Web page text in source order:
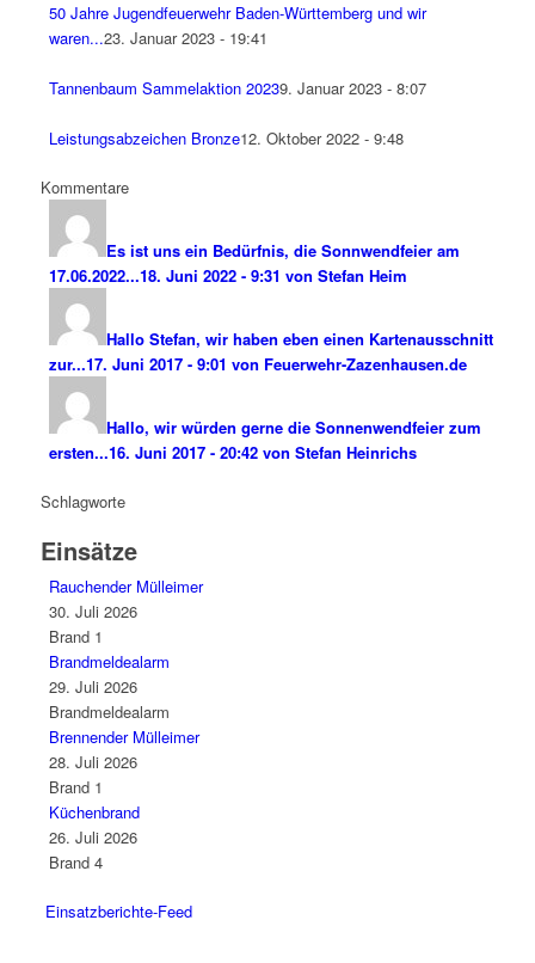
50 Jahre Jugendfeuerwehr Baden-Württemberg und wir
waren...23. Januar 2023 - 19:41
Tannenbaum Sammelaktion 20239. Januar 2023 - 8:07
Leistungsabzeichen Bronze12. Oktober 2022 - 9:48
Kommentare
Es ist uns ein Bedürfnis, die Sonnwendfeier am
17.06.2022...18. Juni 2022 - 9:31 von Stefan Heim
Hallo Stefan, wir haben eben einen Kartenausschnitt
zur...17. Juni 2017 - 9:01 von Feuerwehr-Zazenhausen.de
Hallo, wir würden gerne die Sonnenwendfeier zum
ersten...16. Juni 2017 - 20:42 von Stefan Heinrichs
Schlagworte
Einsätze
Rauchender Mülleimer
30. Juli 2026
Brand 1
Brandmeldealarm
29. Juli 2026
Brandmeldealarm
Brennender Mülleimer
28. Juli 2026
Brand 1
Küchenbrand
26. Juli 2026
Brand 4
Einsatzberichte-Feed